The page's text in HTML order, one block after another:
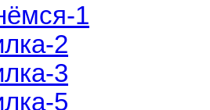
1
2
3
5